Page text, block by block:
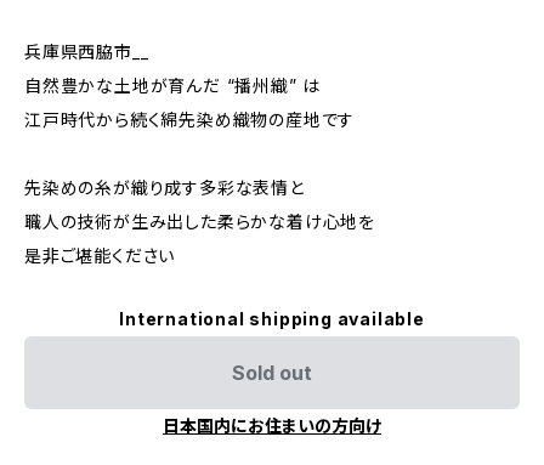
兵庫県西脇市__
自然豊かな土地が育んだ “播州織” は
江戸時代から続く綿先染め織物の産地です
先染めの糸が織り成す多彩な表情と
職人の技術が生み出した柔らかな着け心地を
是非ご堪能ください
International shipping available
Sold out
日本国内にお住まいの方向け